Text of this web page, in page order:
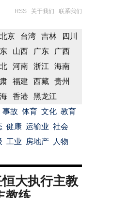
RSS 关于我们 联系我们
北京 台湾 吉林
四川
山西 广东
广西
河南 浙江
海南
福建 西藏
贵州
香港
黑龙江
事故 体育 文化 教育
健康 运输业 社会
工业 房地产
人物
大执行主教